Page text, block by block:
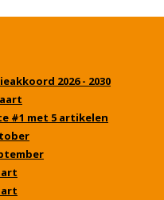
2026 - 2030
#1 met 5 artikelen